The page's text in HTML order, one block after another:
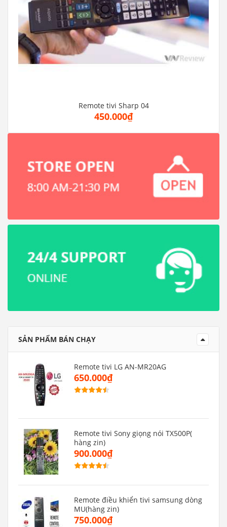
Remote tivi Sharp 04
450.000₫
SẢN PHẨM BÁN CHẠY
Remote tivi LG AN-MR20AG
650.000₫
Remote tivi Sony giọng nói TX500P(
hàng zin)
900.000₫
Remote điều khiển tivi samsung dòng
MU(hàng zin)
750.000₫